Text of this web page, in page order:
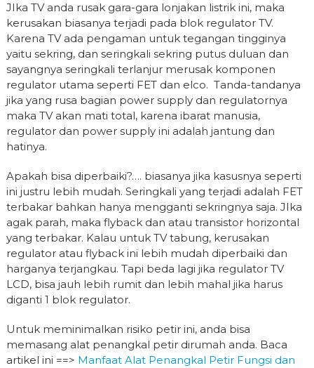
JIka TV anda rusak gara-gara lonjakan listrik ini, maka
kerusakan biasanya terjadi pada blok regulator TV.
Karena TV ada pengaman untuk tegangan tingginya
yaitu sekring, dan seringkali sekring putus duluan dan
sayangnya seringkali terlanjur merusak komponen
regulator utama seperti FET dan elco. Tanda-tandanya
jika yang rusa bagian power supply dan regulatornya
maka TV akan mati total, karena ibarat manusia,
regulator dan power supply ini adalah jantung dan
hatinya.
Apakah bisa diperbaiki?…. biasanya jika kasusnya seperti
ini justru lebih mudah. Seringkali yang terjadi adalah FET
terbakar bahkan hanya mengganti sekringnya saja. JIka
agak parah, maka flyback dan atau transistor horizontal
yang terbakar. Kalau untuk TV tabung, kerusakan
regulator atau flyback ini lebih mudah diperbaiki dan
harganya terjangkau. Tapi beda lagi jika regulator TV
LCD, bisa jauh lebih rumit dan lebih mahal jika harus
diganti 1 blok regulator.
Untuk meminimalkan risiko petir ini, anda bisa
memasang alat penangkal petir dirumah anda. Baca
artikel ini ==> Manfaat Alat Penangkal Petir Fungsi dan